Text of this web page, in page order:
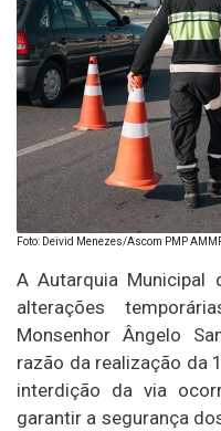
Foto: Deivid Menezes/Ascom PMP
A Autarquia Municipal
alterações
Monsenhor Ângelo
razão da realização da
interdição da via
garantir a segurança